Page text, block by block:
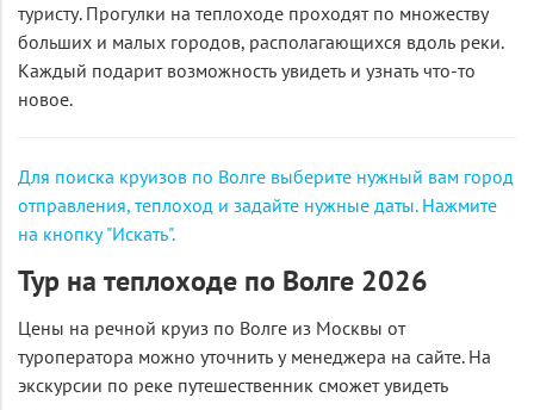
туристу. Прогулки на теплоходе проходят по множеству
больших и малых городов, располагающихся вдоль реки.
Каждый подарит возможность увидеть и узнать что-то
новое.
Для поиска круизов по Волге выберите нужный вам город
отправления, теплоход и задайте нужные даты. Нажмите
на кнопку "Искать".
Тур на теплоходе по Волге 2026
Цены на речной круиз по Волге из Москвы от
туроператора можно уточнить у менеджера на сайте. На
экскурсии по реке путешественник сможет увидеть